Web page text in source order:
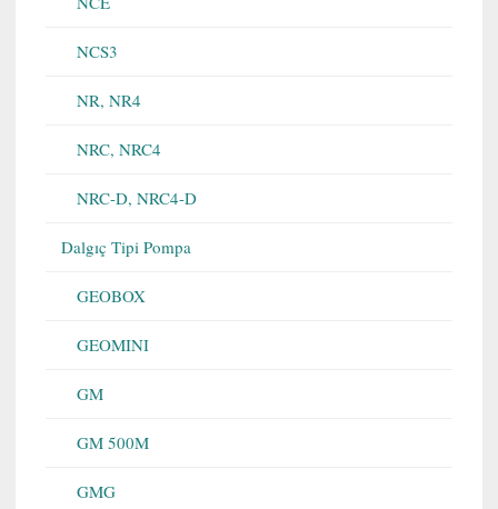
NCS3
NR, NR4
NRC, NRC4
NRC-D, NRC4-D
Dalgıç Tipi Pompa
GEOBOX
GEOMINI
GM
GM 500M
GMG